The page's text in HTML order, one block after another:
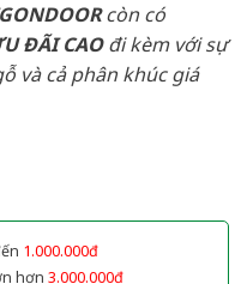
còn có
ĐÃI CAOđi kèm với sự
và cả phân khúc giá
1.000.000đ
hơn 3.000.000đ